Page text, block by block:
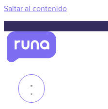
Saltar al contenido